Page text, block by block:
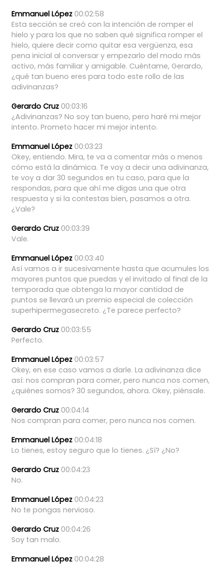
Emmanuel López 00:02:58
Esta sección se creó con la intención de romper el
hielo y para los que no saben qué significa romper el
hielo, quiere decir como quitar esa vergüenza, esa
pena inicial al conversar y empezarlo del modo más
activo, más familiar y amigable. Cuéntame, Gerardo,
¿qué tan bueno eres para todo este rollo de las
adivinanzas?
Gerardo Cruz 00:03:16
¿Adivinanzas? No soy tan bueno, pero haré mi mejor
intento. Prometo hacer mi mejor intento.
Emmanuel López 00:03:23
Okey, entiendo. Mira, te va a comentar más o menos
cómo está la dinámica. Te voy a decir una adivinanza,
te voy a dar 30 segundos en tu caso, para que la
respondas, para que ahí me digas una que otra
respuesta y si la contestas bien, pasamos a otra.
¿Vale?
Gerardo Cruz 00:03:39
Vale.
Emmanuel López 00:03:40
Así vamos a ir sucesivamente hasta que acumules los
mayores puntos que puedas y el invitado al final de la
temporada que obtenga la mayor cantidad de
puntos se llevará un premio especial de colección
superhipermegasecreto. ¿Te parece perfecto?
Gerardo Cruz 00:03:55
Perfecto.
Emmanuel López 00:03:57
Okey, en ese caso vamos a darle. La adivinanza dice
así: nos compran para comer, pero nunca nos comen,
¿quiénes somos? 30 segundos, ahora. Okey, piénsale.
Gerardo Cruz 00:04:14
Nos compran para comer, pero nunca nos comen.
Emmanuel López 00:04:18
Lo tienes, estoy seguro que lo tienes. ¿Sí? ¿No?
Gerardo Cruz 00:04:23
No.
Emmanuel López 00:04:23
No te pongas nervioso.
Gerardo Cruz 00:04:26
Soy tan malo.
Emmanuel López 00:04:28